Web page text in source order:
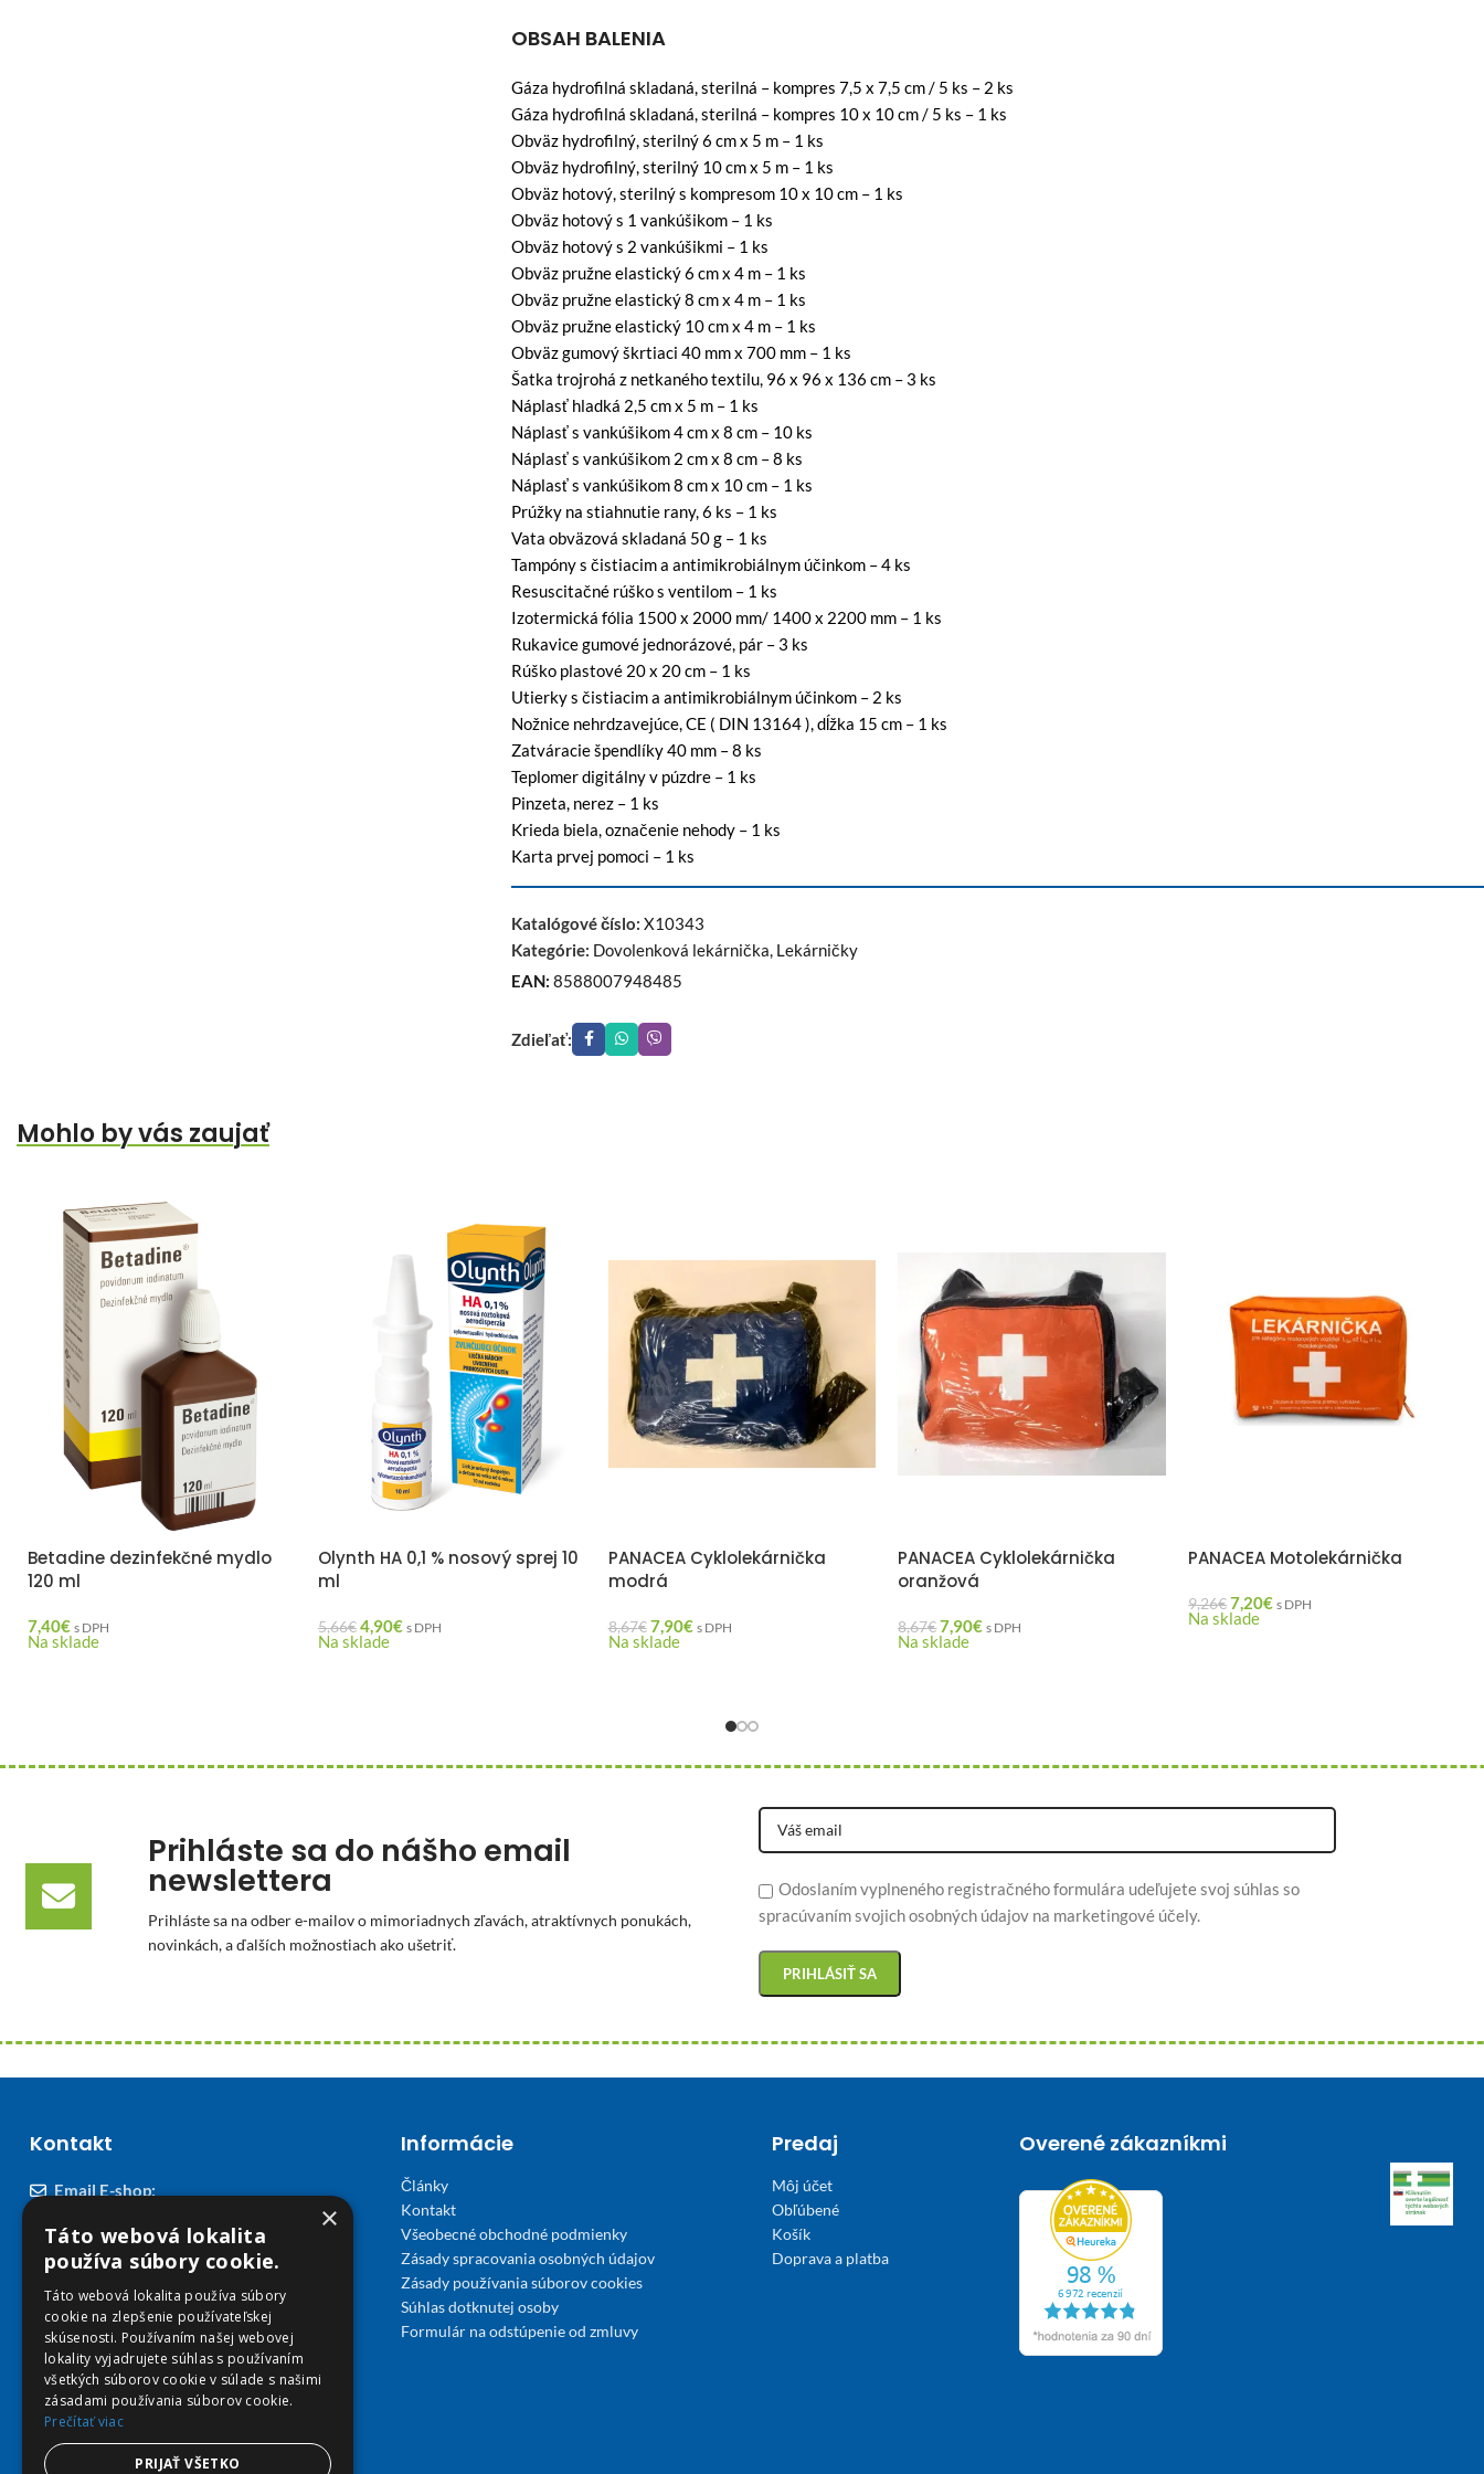
OBSAH BALENIA
Gáza hydrofilná skladaná, sterilná – kompres 7,5 x 7,5 cm / 5 ks – 2 ks
Gáza hydrofilná skladaná, sterilná – kompres 10 x 10 cm / 5 ks – 1 ks
Obväz hydrofilný, sterilný 6 cm x 5 m – 1 ks
Obväz hydrofilný, sterilný 10 cm x 5 m – 1 ks
Obväz hotový, sterilný s kompresom 10 x 10 cm – 1 ks
Obväz hotový s 1 vankúšikom – 1 ks
Obväz hotový s 2 vankúšikmi – 1 ks
Obväz pružne elastický 6 cm x 4 m – 1 ks
Obväz pružne elastický 8 cm x 4 m – 1 ks
Obväz pružne elastický 10 cm x 4 m – 1 ks
Obväz gumový škrtiaci 40 mm x 700 mm – 1 ks
Šatka trojrohá z netkaného textilu, 96 x 96 x 136 cm – 3 ks
Náplasť hladká 2,5 cm x 5 m – 1 ks
Náplasť s vankúšikom 4 cm x 8 cm – 10 ks
Náplasť s vankúšikom 2 cm x 8 cm –8 ks
Náplasť s vankúšikom 8 cm x 10 cm – 1 ks
Prúžky na stiahnutie rany, 6 ks – 1 ks
Vata obväzová skladaná 50 g – 1 ks
Tampóny s čistiacim a antimikrobiálnym účinkom –4 ks
Resuscitačné rúško s ventilom – 1 ks
Izotermická fólia 1500 x 2000 mm/ 1400 x 2200 mm – 1 ks
Rukavice gumové jednorázové, pár – 3 ks
Rúško plastové 20 x 20 cm – 1 ks
Utierky s čistiacim a antimikrobiálnym účinkom – 2 ks
Nožnice nehrdzavejúce, CE ( DIN 13164 ), dĺžka 15 cm – 1 ks
Zatváracie špendlíky 40 mm –8 ks
Teplomer digitálny v púzdre – 1 ks
Pinzeta, nerez – 1 ks
Krieda biela, označenie nehody – 1 ks
Karta prvej pomoci – 1 ks
Katalógové číslo: X10343
Kategórie: Dovolenková lekárnička, Lekárničky
EAN: 8588007948485
Zdieľať:
Mohlo by vás zaujať
Betadine dezinfekčné mydlo
120 ml
7,40€ s DPH
Na sklade
Olynth HA 0,1 % nosový sprej 10
ml
5,66€ 4,90€ s DPH
Na sklade
PANACEA Cyklolekárnička
modrá
8,67€ 7,90€ s DPH
Na sklade
PANACEA Cyklolekárnička
oranžová
8,67€7,90€ s DPH
Na sklade
PANACEA Motolekárnička
9,26€7,20€ s DPH
Na sklade
Prihláste sa do nášho email
newslettera
Prihláste sa na odber e-mailov o mimoriadnych zľavách, atraktívnych ponukách,
novinkách, a ďalších možnostiach ako ušetriť.
Odoslaním vyplneného registračného formulára udeľujete svoj súhlas so
spracúvaním svojich osobných údajov na marketingové účely.
Kontakt
Email E-shop:
podpora@viplekaren.sk
Telefón E-shop:
0911 678 900(Po - Pia 7:30 - 15:30)
Telefón kamenná Lekáreň VIP Košice:
055 307 78 30
(Po - Ne 8:00 - 18:00)
Adresa Lekáreň VIP:
Severné nábrežie 45, 040 01 Košice
Informácie
Články
Kontakt
Všeobecné obchodné podmienky
Zásady spracovania osobných údajov
Zásady používania súborov cookies
Súhlas dotknutej osoby
Formulár na odstúpenie od zmluvy
Predaj
Môj účet
Obľúbené
Košík
Doprava a platba
Overené zákazníkmi
×
Táto webová lokalita
používa súbory cookie.
Táto webová lokalita používa súbory
cookie na zlepšenie používateľskej
skúsenosti. Používaním našej webovej
lokality vyjadrujete súhlas s používaním
všetkých súborov cookie v súlade s našimi
zásadami používania súborov cookie.
Prečítať viac
PRIJAŤ VŠETKO